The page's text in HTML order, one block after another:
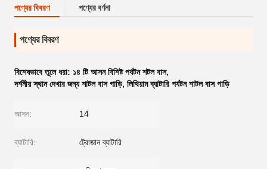
পণ্যের বিবরণ পণ্যের বর্ণনা
পণ্যের বিবরণ
বিশেষভাবে তুলে ধরা: ১৪ টি আসন বিশিষ্ট পর্যটন শটল বাস,
দর্শনীয় স্থান দেখার জন্য শাটল বাস গাড়ি, লিথিয়াম ব্যাটারি পর্যটন শাটল বাস গাড়ি
আসন: 14
ব্যাটারি: ট্রোজান ব্যাটারি